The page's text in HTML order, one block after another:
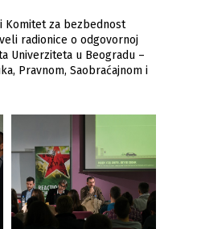
i Komitet za bezbednost
radionice o odgovornoj
Univerziteta u Beogradu –
Pravnom, Saobraćajnom i